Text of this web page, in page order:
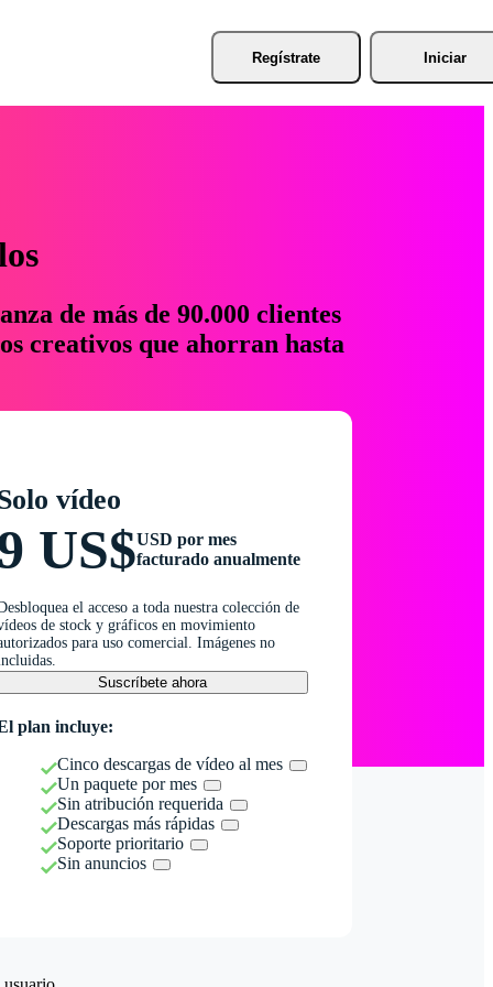
Regístrate Iniciar
de más de 90.000 clientes
creativos que ahorran hasta
vídeo
US$USD por mes
facturado anualmente
el acceso a toda nuestra colección de
de stock y gráficos en movimiento
para uso comercial. Imágenes no
Suscríbete ahora
plan incluye:
Cinco descargas de vídeo al mes
Un paquete por mes
Sin atribución requerida
Descargas más rápidas
Soporte prioritario
Sin anuncios